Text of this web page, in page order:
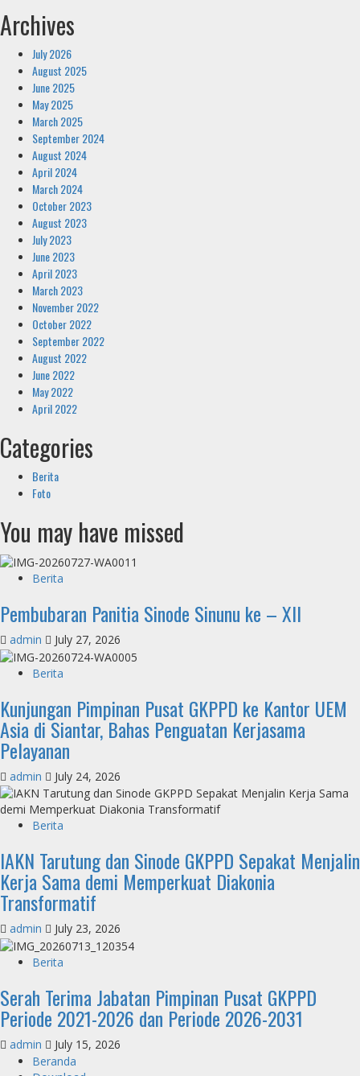
Archives
July 2026
August 2025
June 2025
May 2025
March 2025
September 2024
August 2024
April 2024
March 2024
October 2023
August 2023
July 2023
June 2023
April 2023
March 2023
November 2022
October 2022
September 2022
August 2022
June 2022
May 2022
April 2022
Categories
Berita
Foto
You may have missed
Berita
Pembubaran Panitia Sinode Sinunu ke – XII
admin July 27, 2026
Berita
Kunjungan Pimpinan Pusat GKPPD ke Kantor UEM
Asia di Siantar, Bahas Penguatan Kerjasama
Pelayanan
admin July 24, 2026
Berita
IAKN Tarutung dan Sinode GKPPD Sepakat Menjalin
Kerja Sama demi Memperkuat Diakonia
Transformatif
admin July 23, 2026
Berita
Serah Terima Jabatan Pimpinan Pusat GKPPD
Periode 2021-2026 dan Periode 2026-2031
admin
July 15, 2026
Beranda